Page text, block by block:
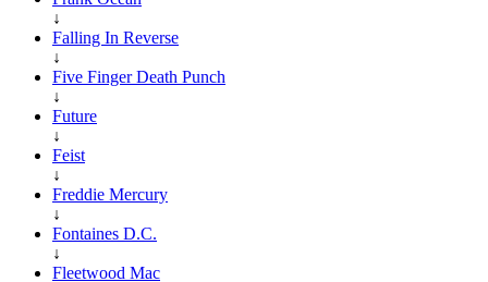
↓
Falling In Reverse
↓
Five Finger Death Punch
↓
Future
↓
Feist
↓
Freddie Mercury
↓
Fontaines D.C.
↓
Fleetwood Mac